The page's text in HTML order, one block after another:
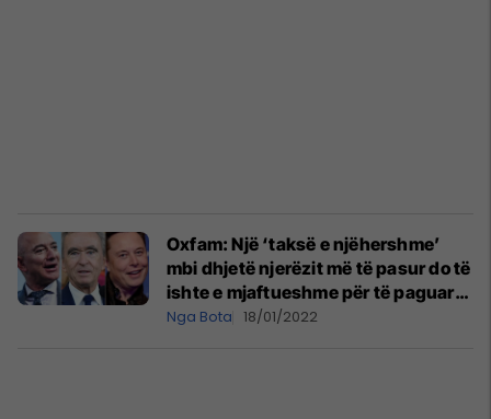
Oxfam: Një ‘taksë e njëhershme’
mbi dhjetë njerëzit më të pasur do të
ishte e mjaftueshme për të paguar
të gjithë vaksinat e nevojshme për
Nga Bota 18/01/2022